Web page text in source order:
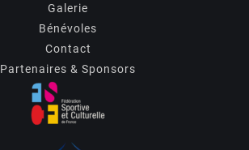
Galerie
Bénévoles
Contact
Partenaires & Sponsors